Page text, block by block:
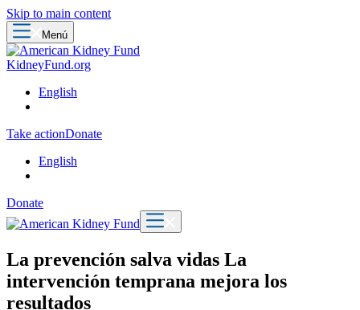
Skip to main content
Menú
KidneyFund.org
English
Take actionDonate
English
Donate
La prevención salva vidas La
intervención temprana mejora los
resultados